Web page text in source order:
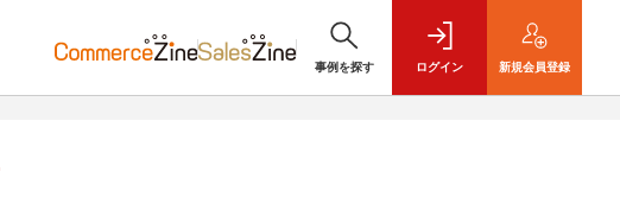
事例を探す ログイン 新規会員登録